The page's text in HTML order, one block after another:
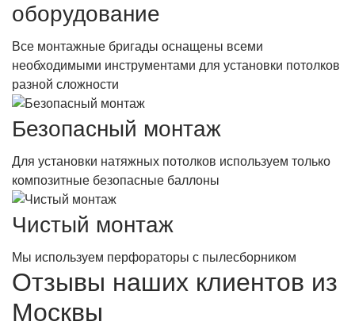
оборудование
Все монтажные бригады оснащены всеми
необходимыми инструментами для установки потолков
разной сложности
Безопасный монтаж
Для установки натяжных потолков используем только
композитные безопасные баллоны
Чистый монтаж
Мы используем перфораторы с пылесборником
Отзывы наших клиентов из
Москвы